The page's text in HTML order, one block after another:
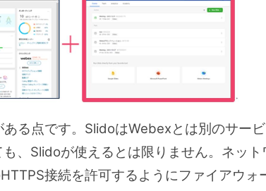
る点です。SlidoはWebexとは別のサー
、Slidoが使えるとは限りません。ネット
接続を許可するようにファイアウォ